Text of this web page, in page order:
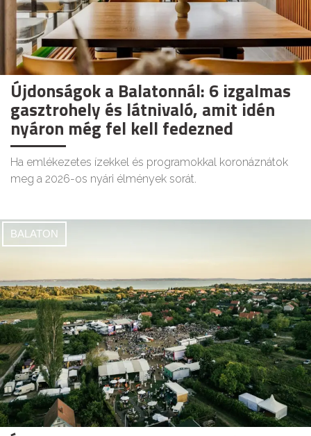
Újdonságok a Balatonnál: 6 izgalmas
gasztrohely és látnivaló, amit idén
nyáron még fel kell fedezned
Ha emlékezetes ízekkel és programokkal koronáznátok
meg a 2026-os nyári élmények sorát.
BALATON